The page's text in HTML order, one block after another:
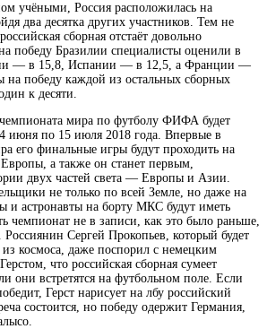
учёными, Россия расположилась на
два десятка других участников. Тем не
сборная отстаёт довольно
победу Бразилии специалисты оценили в
— в 15,8, Испании — в 12,5, а Франции —
победу каждой из остальных сборных
к десяти.
мира по футболу ФИФА будет
июня по 15 июля 2018 года. Впервые в
его финальные игры будут проходить на
а также он станет первым,
двух частей света — Европы и Азии.
не только по всей Земле, но даже на
и астронавты на борту МКС будут иметь
чемпионат не в записи, как это было раньше,
Сергей Прокопьев, который будет
космоса, даже поспорил с немецким
что российская сборная сумеет
они встретятся на футбольном поле. Если
Герст нарисует на лбу российский
состоится, но победу одержит Германия,